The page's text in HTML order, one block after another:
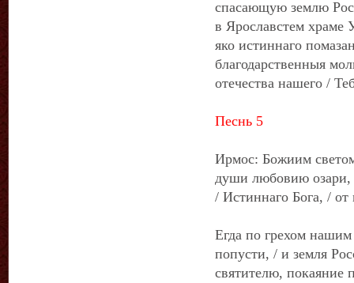
спасающую землю
в Ярославстем храме
яко истиннаго
благодарственныя
отечества нашего /
Песнь 5
Ирмос: Божиим
души любовию озари,
/ Истиннаго Бога, /
Егда по грехом
попусти, / и земля
святителю, покаяние